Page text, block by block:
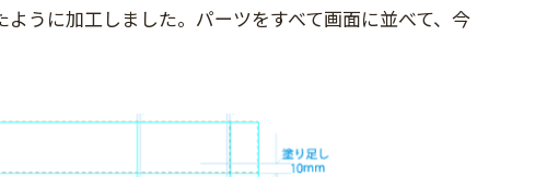
うに加工しました。パーツをすべて画面に並べて、今